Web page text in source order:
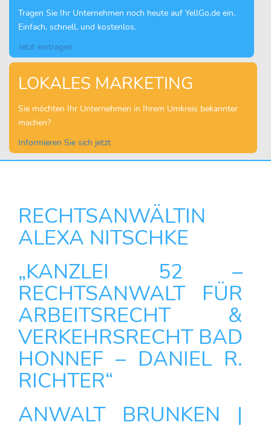
Tragen Sie Ihr Unternehmen noch heute auf YellGo.de ein.
Einfach, schnell, und kostenlos.
Jetzt eintragen
LOKALES MARKETING
Sie möchten Ihr Unternehmen in Ihrem Umkreis bekannter
machen?
Informieren Sie sich jetzt
RECHTSANWÄLTIN
ALEXA NITSCHKE
„KANZLEI 52 –
RECHTSANWALT FÜR
ARBEITSRECHT &
VERKEHRSRECHT BAD
HONNEF – DANIEL R.
RICHTER“
ANWALT BRUNKEN |